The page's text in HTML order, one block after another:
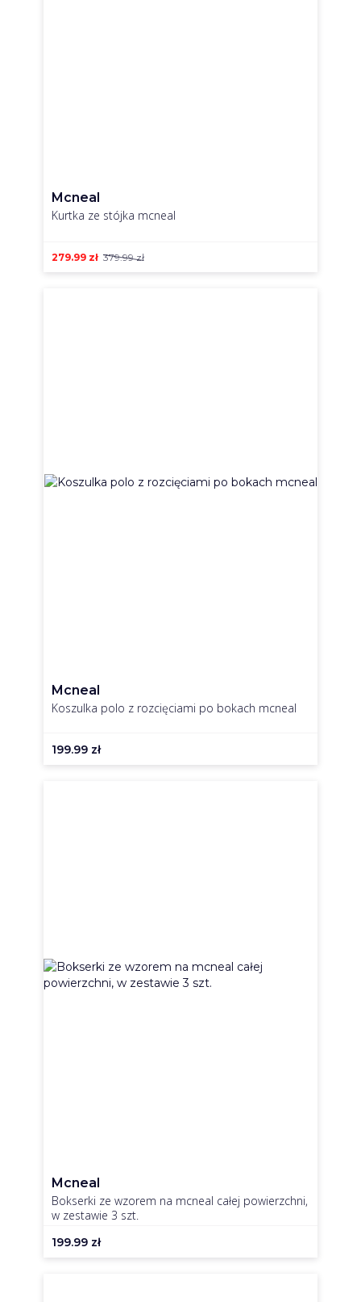
Mcneal
Kurtka ze stójka mcneal
279.99 zł 379.99zł
Mcneal
Koszulka polo z rozcięciami po bokach mcneal
199.99 zł
Mcneal
Bokserki ze wzorem na mcneal całej powierzchni,
w zestawie 3 szt.
199.99 zł